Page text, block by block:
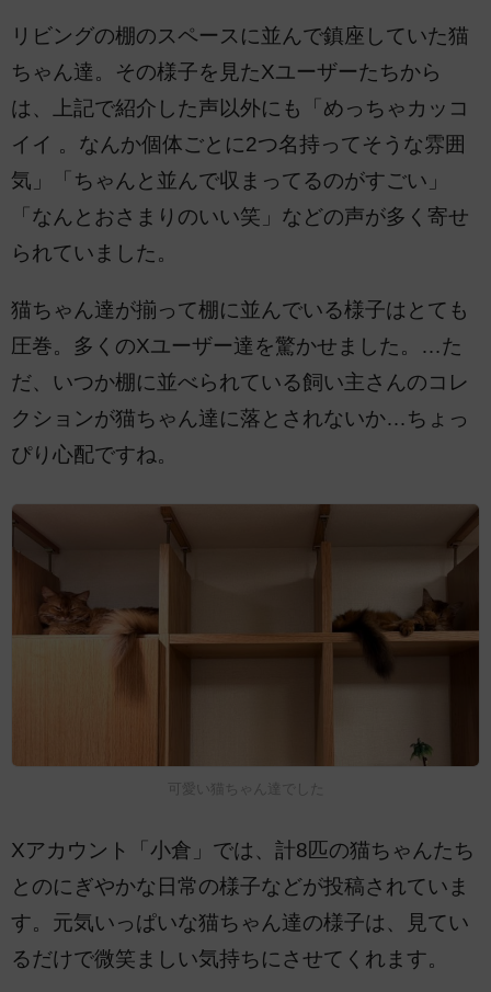
リビングの棚のスペースに並んで鎮座していた猫
ちゃん達。その様子を見たXユーザーたちから
は、上記で紹介した声以外にも「めっちゃカッコ
イイ 。なんか個体ごとに2つ名持ってそうな雰囲
気」「ちゃんと並んで収まってるのがすごい」
「なんとおさまりのいい笑」などの声が多く寄せ
られていました。
猫ちゃん達が揃って棚に並んでいる様子はとても
圧巻。多くのXユーザー達を驚かせました。…た
だ、いつか棚に並べられている飼い主さんのコレ
クションが猫ちゃん達に落とされないか…ちょっ
ぴり心配ですね。
可愛い猫ちゃん達でした
Xアカウント「小倉」では、計8匹の猫ちゃんたち
とのにぎやかな日常の様子などが投稿されていま
す。元気いっぱいな猫ちゃん達の様子は、見てい
るだけで微笑ましい気持ちにさせてくれます。